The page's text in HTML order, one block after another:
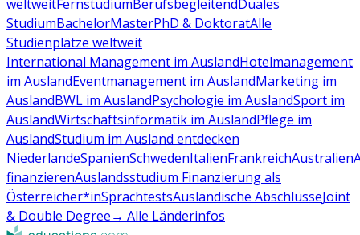
weltweitFernstudiumBerufsbegleitendDuales
StudiumBachelorMasterPhD & DoktoratAlle
Studienplätze weltweit
International Management im AuslandHotelmanagement
im AuslandEventmanagement im AuslandMarketing im
AuslandBWL im AuslandPsychologie im AuslandSport im
AuslandWirtschaftsinformatik im AuslandPflege im
AuslandStudium im Ausland entdecken
NiederlandeSpanienSchwedenItalienFrankreichAustralien
finanzierenAuslandsstudium Finanzierung als
Österreicher*inSprachtestsAusländische AbschlüsseJoint
& Double Degree→ Alle Länderinfos